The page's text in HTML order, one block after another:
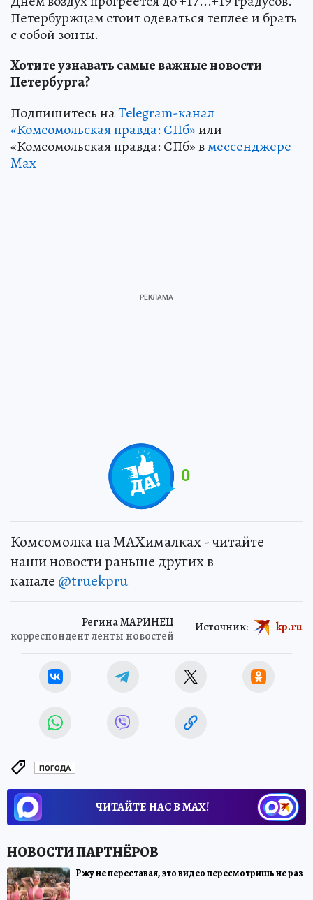
Петербуржцам стоит одеваться теплее и брать
с собой зонты.
Хотите узнавать самые важные новости
Петербурга?
Подпишитесь наTelegram-канал
«Комсомольская правда: СПб»или
«Комсомольская правда: СПб» вмессенджере
Max
0
Комсомолка на MAXималках - читайте
наши новости раньше других в
канале @truekpru
Регина МАРИНЕЦ
корреспондент ленты новостей
Источник: kp.ru
ПОГОДА
ЧИТАЙТЕ НАС В МАХ!
Ржу не переставая, это видео пересмотришь не раз